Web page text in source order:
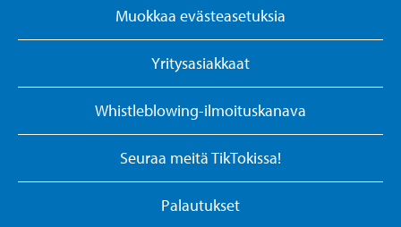
Muokkaa evästeasetuksia
Yritysasiakkaat
Whistleblowing-ilmoituskanava
Seuraa meitä TikTokissa!
Palautukset